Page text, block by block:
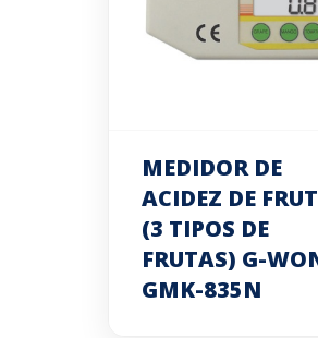
MEDIDOR DE
ACIDEZ DE
(3 TIPOS DE
FRUTAS) G-
GMK-835N